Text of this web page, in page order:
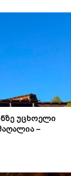
უცხოელი
–